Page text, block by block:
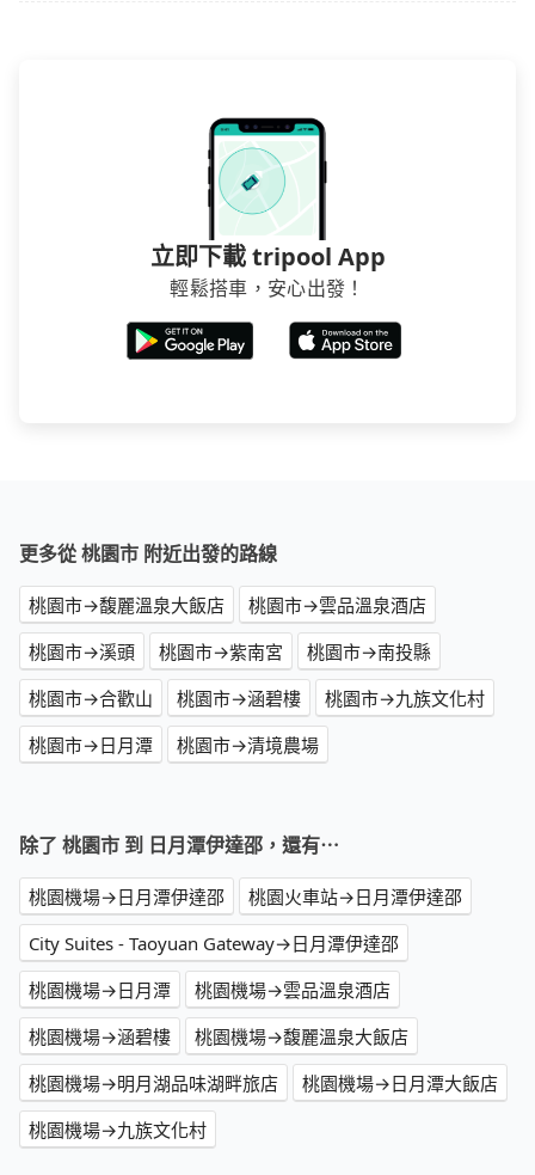
立即下載 tripool App
輕鬆搭車，安心出發！
更多從 桃園市 附近出發的路線
桃園市→馥麗溫泉大飯店
桃園市→雲品溫泉酒店
桃園市→溪頭
桃園市→紫南宮
桃園市→南投縣
桃園市→合歡山
桃園市→涵碧樓
桃園市→九族文化村
桃園市→日月潭
桃園市→清境農場
除了 桃園市 到 日月潭伊達邵，還有⋯
桃園機場→日月潭伊達邵
桃園火車站→日月潭伊達邵
City Suites - Taoyuan Gateway→日月潭伊達邵
桃園機場→日月潭
桃園機場→雲品溫泉酒店
桃園機場→涵碧樓
桃園機場→馥麗溫泉大飯店
桃園機場→明月湖品味湖畔旅店
桃園機場→日月潭大飯店
桃園機場→九族文化村